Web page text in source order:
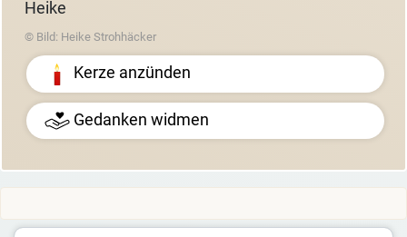
Heike
© Bild: Heike Strohhäcker
Kerze anzünden
Gedanken widmen